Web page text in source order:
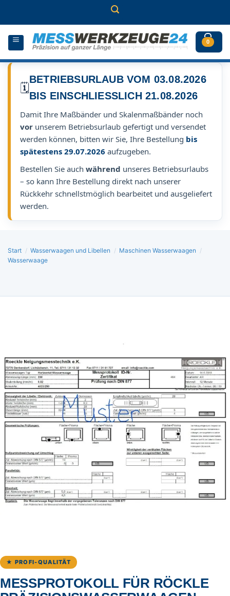
0
🗓️
BETRIEBSURLAUB VOM 03.08.2026
BIS EINSCHLIESSLICH 21.08.2026
Damit Ihre Maßbänder und Skalenmaßbänder noch
vor unserem Betriebsurlaub gefertigt und versendet
werden können, bitten wir Sie, Ihre Bestellung bis
spätestens 29.07.2026 aufzugeben.
Bestellen Sie auch während unseres Betriebsurlaubs
– so kann Ihre Bestellung direkt nach unserer
Rückkehr schnellstmöglich bearbeitet und ausgeliefert
werden.
Start / Wasserwaagen und Libellen / Maschinen Wasserwaagen /
Wasserwaage
★ PROFI-QUALITÄT
MESSPROTOKOLL FÜR RÖCKLE